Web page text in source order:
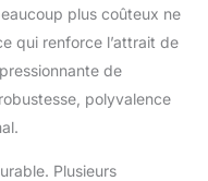
plus coûteux ne
qui renforce l’attrait de
de
polyvalence
Plusieurs